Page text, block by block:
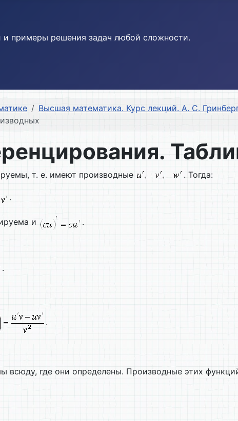
и примеры решения задач любой сложности.
Высшая математика. Курс лекций. А. С.
т. е. имеют производные . Тогда:
.
и .
.
.
где они определены. Производные этих